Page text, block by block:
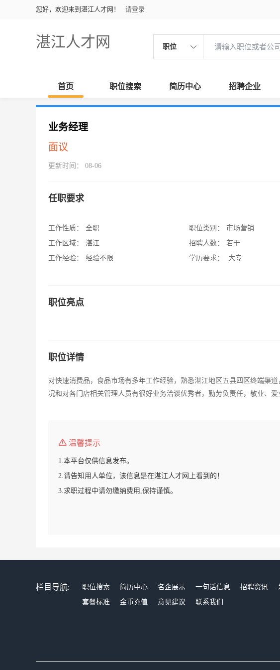
您好，欢迎来到湛江人才网！ 请登录
湛江人才网 职位
首页 职位搜索 简历中心 招聘企业
业务经理
面议
更新时间： 08-06
任职要求
工作性质：
全职
工作区域：
湛江
工作经验：
经验不限
职位类别：
市场营销
招聘人数：
若干
学历要求：
大专
职位亮点
职位详情
对快速消费品，食品市场有多年工作经验，熟悉湛江地区五县四区终端渠
况和对各门店相关管理人员有很好业务洽谈优秀者，勤劳负责任，敬业、爱
温馨提示
1.本平台仅供信息发布。
2.请告知用人单位，该信息是在湛江人才网上看到的！
3.求职过程中请勿缴纳费用,保持谨慎。
栏目导航: 职位搜索 简历中心 名企展示 一句话信息 招聘资讯
套餐标准
金币充值 意见建议 联系我们